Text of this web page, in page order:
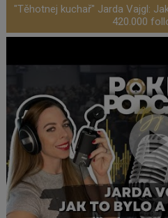
"Těhotnej kuchař" Jarda Vajgl:
420.000